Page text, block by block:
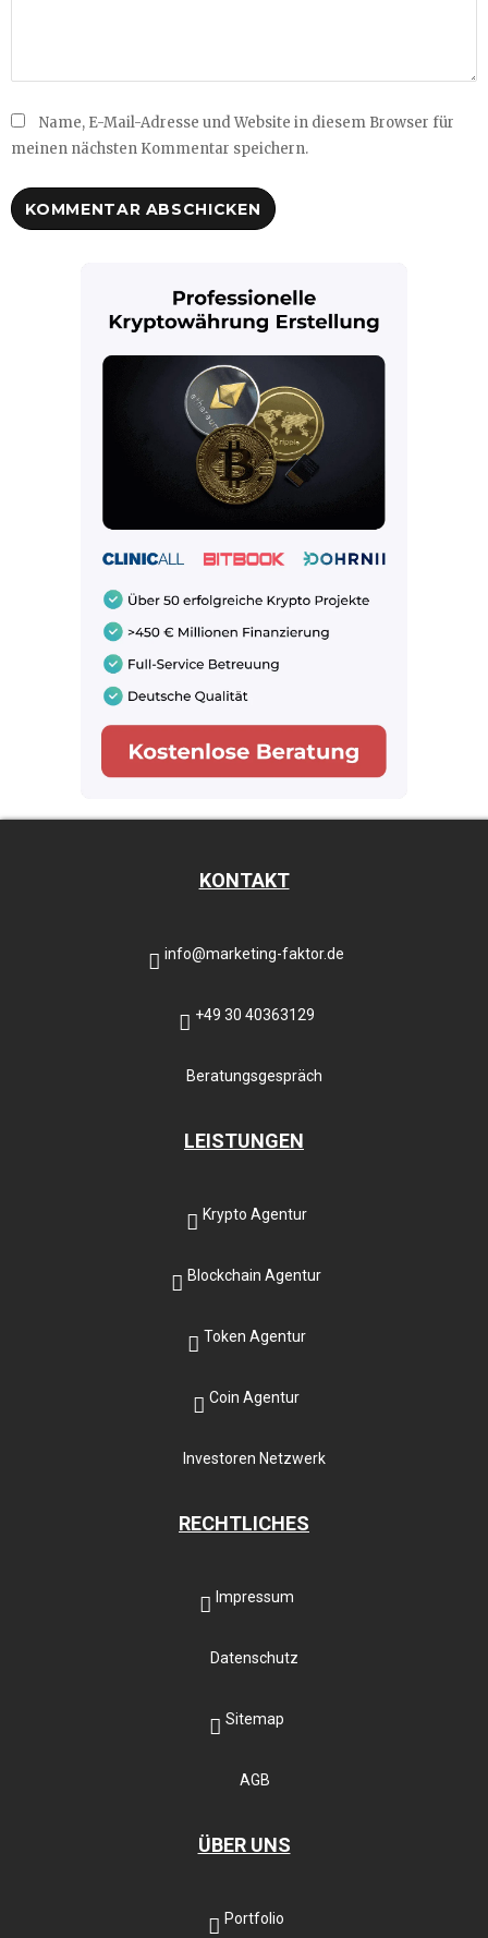
Name, E-Mail-Adresse und Website in diesem Browser für
meinen nächsten Kommentar speichern.
KONTAKT
info@marketing-faktor.de
+49 30 40363129
Beratungsgespräch
LEISTUNGEN
Krypto Agentur
Blockchain Agentur
Token Agentur
Coin Agentur
Investoren Netzwerk
RECHTLICHES
Impressum
Datenschutz
Sitemap
AGB
ÜBER UNS
Portfolio